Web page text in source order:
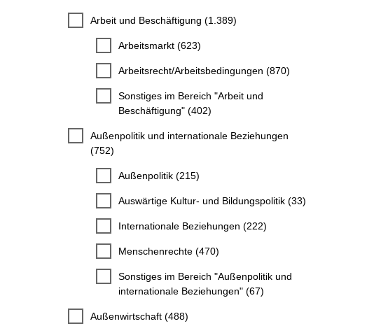
Arbeit und Beschäftigung (1.389)
Arbeitsmarkt (623)
Arbeitsrecht/Arbeitsbedingungen (870)
Sonstiges im Bereich "Arbeit und
Beschäftigung" (402)
Außenpolitik und internationale Beziehungen
(752)
Außenpolitik (215)
Auswärtige Kultur- und Bildungspolitik (33)
Internationale Beziehungen (222)
Menschenrechte (470)
Sonstiges im Bereich "Außenpolitik und
internationale Beziehungen" (67)
Außenwirtschaft (488)